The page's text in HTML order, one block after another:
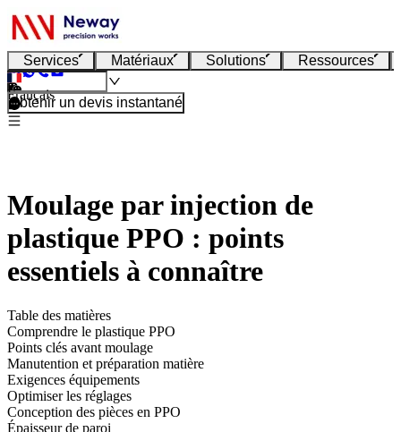
Services Matériaux Solutions Ressources
Français
Obtenir un devis instantané
Moulage par injection de
plastique PPO : points
essentiels à connaître
Table des matières
Comprendre le plastique PPO
Points clés avant moulage
Manutention et préparation matière
Exigences équipements
Optimiser les réglages
Conception des pièces en PPO
Épaisseur de paroi